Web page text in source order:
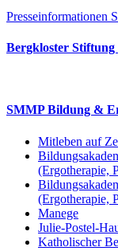
Presseinformationen
Bergkloster
SMMP Bildung &
Mitleben auf
(Ergotherapie,
(Ergotherapie,
Manege
Julie-Postel-
Katholischer